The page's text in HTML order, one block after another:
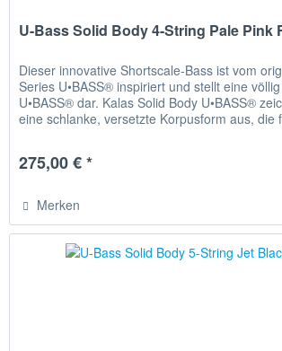
U-Bass Solid Body 4-String Pale Pink
Dieser innovative Shortscale-Bass ist vom
Series U•BASS® inspiriert und stellt eine
U•BASS® dar. Kalas Solid Body U•BASS®
eine schlanke, versetzte Korpusform aus, die
275,00 € *
Merken